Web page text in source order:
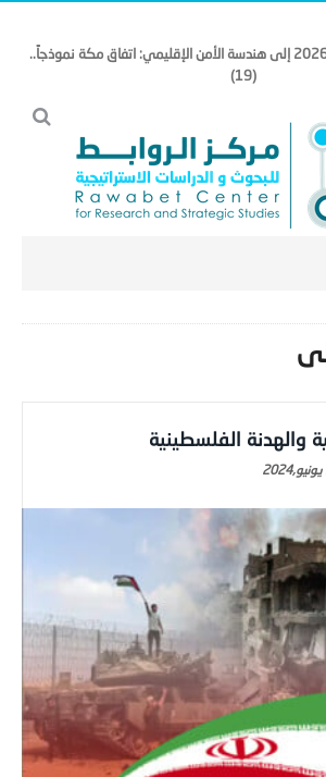
(من تداعيات أزمة شباط 2026 إلى هندسة الأمن الإقليمي: اتفاق مكة نموذجاً..
(19)
والهدنة الفلسطينية